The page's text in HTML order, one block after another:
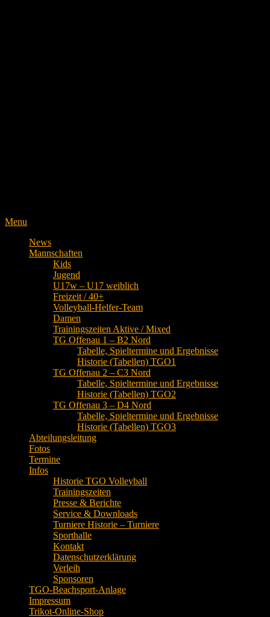
Menu
News
Mannschaften
Kids
Jugend
U17w – U17 weiblich
Freizeit / 40+
Volleyball-Helfer-Team
Damen
Trainingszeiten Aktive / Mixed
TG Offenau 1 – B2 Nord
Tabelle, Spieltermine und Ergebnisse
Historie (Tabellen) TGO1
TG Offenau 2 – C3 Nord
Tabelle, Spieltermine und Ergebnisse
Historie (Tabellen) TGO2
TG Offenau 3 – D4 Nord
Tabelle, Spieltermine und Ergebnisse
Historie (Tabellen) TGO3
Abteilungsleitung
Fotos
Termine
Infos
Historie TGO Volleyball
Trainingszeiten
Presse & Berichte
Service & Downloads
Turniere Historie – Turniere
Sporthalle
Kontakt
Datenschutzerklärung
Verleih
Sponsoren
TGO-Beachsport-Anlage
Impressum
Trikot-Online-Shop